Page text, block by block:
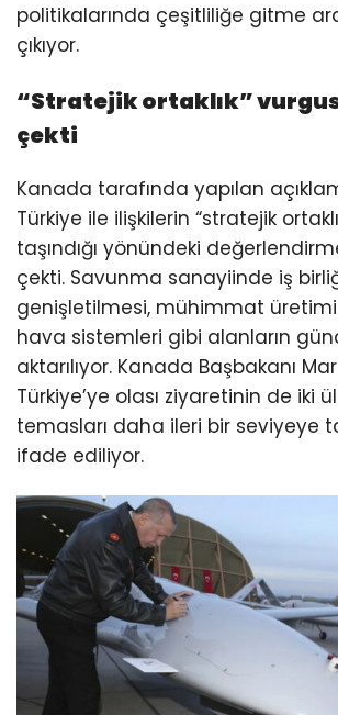
politikalarında çeşitliliğe gitme
çıkıyor.
“Stratejik ortaklık”
çekti
Kanada tarafında yapılan
Türkiye ile ilişkilerin “stratejik
taşındığı yönündeki
çekti. Savunma sanayiinde iş
genişletilmesi, mühimmat üretimi
hava sistemleri gibi alanların
aktarılıyor. Kanada Başbakanı
Türkiye’ye olası ziyaretinin de iki
temasları daha ileri bir seviyeye
ifade ediliyor.